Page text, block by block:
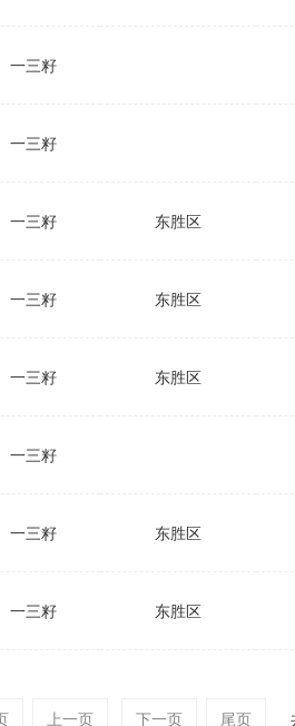
一三籽
一三籽
一三籽 东胜区
一三籽 东胜区
一三籽 东胜区
一三籽
一三籽 东胜区
一三籽 东胜区
上一页 下一页 尾页